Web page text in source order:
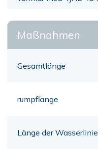
Maßnahmen
Gesamtlänge
rumpflänge
Länge der Wasserlinie